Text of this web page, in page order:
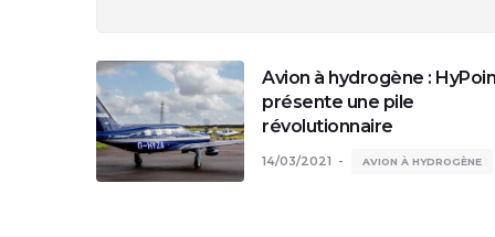
Avion à hydrogène :
présente une pile
révolutionnaire
14/03/2021 AVION À HYDROGÈNE